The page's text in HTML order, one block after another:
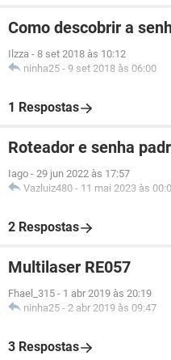
Como descobrir a
Ilzza - 8 set 2018 às 10:12
ninha25 - 9 set 2018 às 06:00
1 Respostas
Roteador e senha
Iago - 29 jun 2022 às 17:57
Vazluiz480 - 11 mai 2023 às
2 Respostas
Multilaser RE057
Fhael_315 - 1 abr 2019 às 20:19
ninha25 - 2 abr 2019 às 09:47
3 Respostas